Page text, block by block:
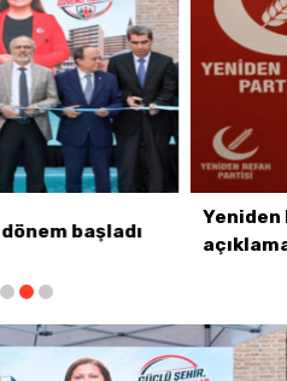
Partisi haftalık basın